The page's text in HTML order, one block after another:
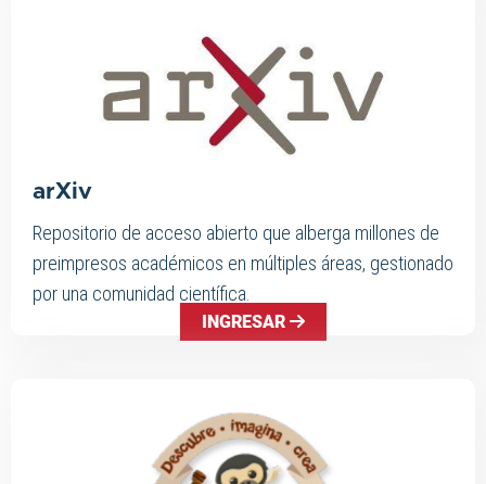
arXiv
Repositorio de acceso abierto que alberga millones de
preimpresos académicos en múltiples áreas, gestionado
por una comunidad científica.
INGRESAR